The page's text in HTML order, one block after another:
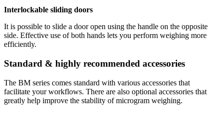
Interlockable sliding doors
It is possible to slide a door open using the handle on the opposite
side. Effective use of both hands lets you perform weighing more
efficiently.
Standard & highly recommended accessories
The BM series comes standard with various accessories that
facilitate your workflows. There are also optional accessories that
greatly help improve the stability of microgram weighing.